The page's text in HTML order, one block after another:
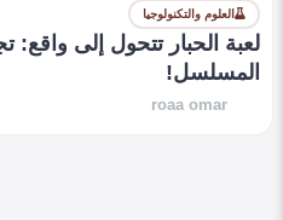
العلوم والتكنولوجيا
لعبة الحبار تتحول إلى واقع:
المسلسل!
roaa omar